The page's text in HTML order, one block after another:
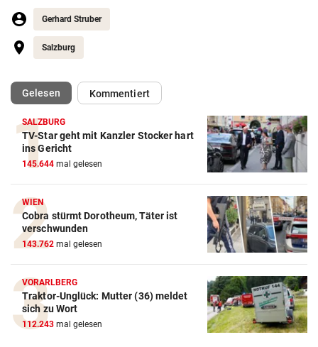
Gerhard Struber
Salzburg
Gelesen(ausgewählt)Kommentiert
SALZBURG
TV-Star geht mit Kanzler Stocker hart
ins Gericht
145.644 mal gelesen
WIEN
Cobra stürmt Dorotheum, Täter ist
verschwunden
143.762 mal gelesen
VORARLBERG
Traktor-Unglück: Mutter (36) meldet
sich zu Wort
112.243 mal gelesen